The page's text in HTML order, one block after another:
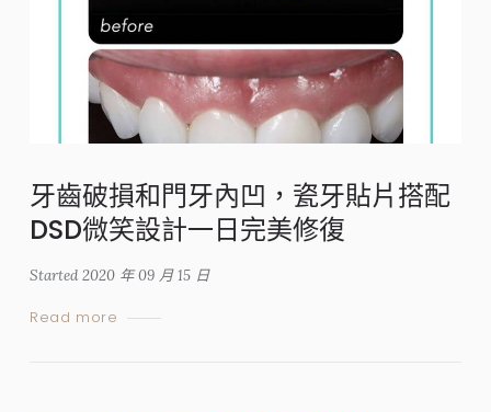
牙齒破損和門牙內凹，瓷牙貼片搭配
DSD微笑設計一日完美修復
Started2020 年 09 月 15 日
Read more